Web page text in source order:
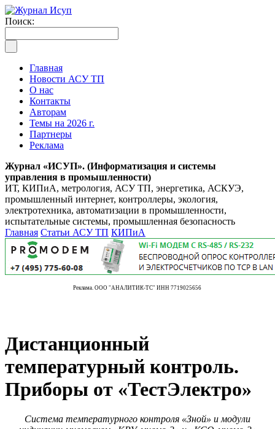
Поиск:
Главная
Новости АСУ ТП
О нас
Контакты
Авторам
Темы на 2026 г.
Партнеры
Реклама
Журнал «ИСУП». (Информатизация и системы
управления в промышленности)
ИТ, КИПиА, метрология, АСУ ТП, энергетика, АСКУЭ,
промышленный интернет, контроллеры, экология,
электротехника, автоматизации в промышленности,
испытательные системы, промышленная безопасность
Главная Статьи АСУ ТП КИПиА
Реклама. ООО "АНАЛИТИК-ТС" ИНН 7719025656
Дистанционный
температурный контроль.
Приборы от «ТестЭлектро»
Система температурного контроля «Зной» и модули